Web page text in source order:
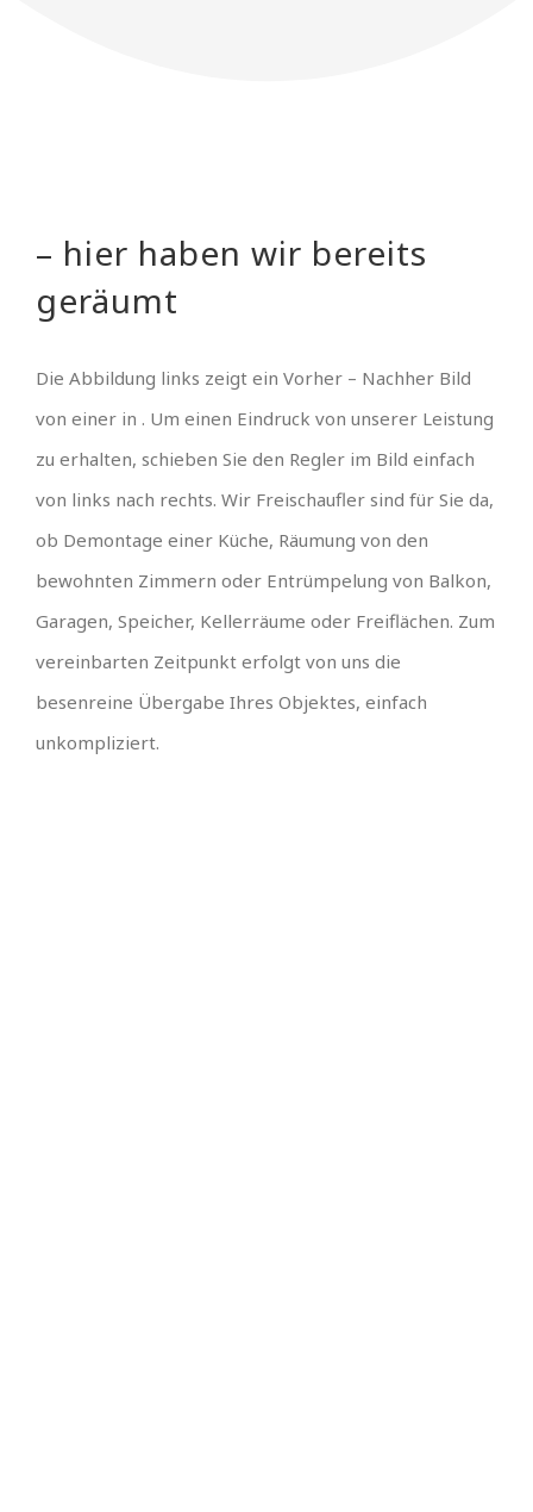
– hier haben wir bereits
geräumt
Die Abbildung links zeigt ein Vorher – Nachher Bild
von einer in . Um einen Eindruck von unserer Leistung
zu erhalten, schieben Sie den Regler im Bild einfach
von links nach rechts. Wir Freischaufler sind für Sie da,
ob Demontage einer Küche, Räumung von den
bewohnten Zimmern oder Entrümpelung von Balkon,
Garagen, Speicher, Kellerräume oder Freiflächen. Zum
vereinbarten Zeitpunkt erfolgt von uns die
besenreine Übergabe Ihres Objektes, einfach
unkompliziert.